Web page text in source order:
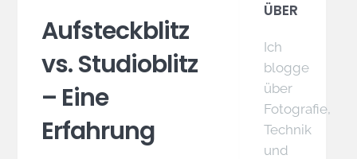
Aufsteckblitz
vs. Studioblitz
– Eine
Erfahrung
ÜBER
Ich
blogge
über
Fotografie,
Technik
und